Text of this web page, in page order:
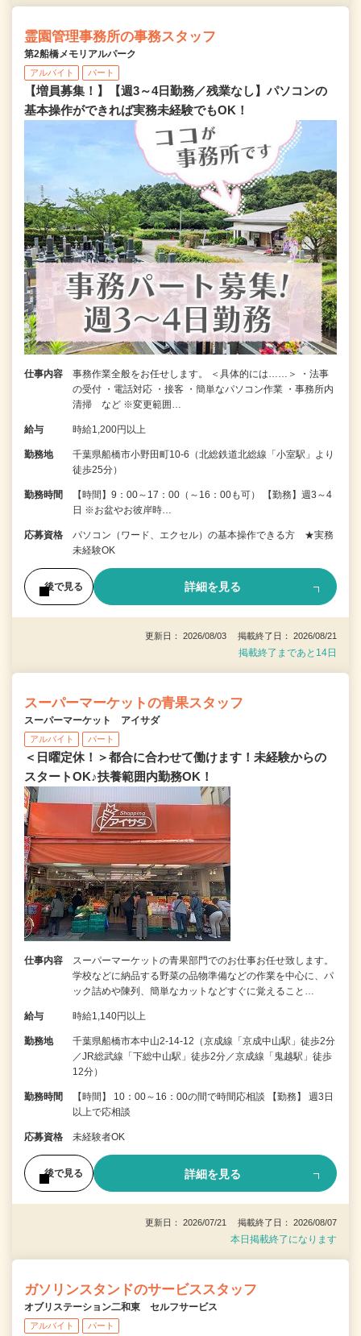
霊園管理事務所の事務スタッフ
第2船橋メモリアルパーク
アルバイト パート
【増員募集！】【週3～4日勤務／残業なし】パソコンの
基本操作ができれば実務未経験でもOK！
仕事内容
事務作業全般をお任せします。 ＜具体的には……＞ ・法事
の受付 ・電話対応 ・接客 ・簡単なパソコン作業 ・事務所内
清掃 など ※変更範囲…
給与 時給1,200円以上
勤務地
千葉県船橋市小野田町10-6（北総鉄道北総線「小室駅」より
徒歩25分）
勤務時間
【時間】9：00～17：00（～16：00も可） 【勤務】週3～4
日 ※お盆やお彼岸時…
応募資格
パソコン（ワード、エクセル）の基本操作できる方 ★実務
未経験OK
後で見る 詳細を見る
更新日： 2026/08/03 掲載終了日： 2026/08/21
掲載終了まであと14日
スーパーマーケットの青果スタッフ
スーパーマーケット アイサダ
アルバイト パート
＜日曜定休！＞都合に合わせて働けます！未経験からの
スタートOK♪扶養範囲内勤務OK！
仕事内容
スーパーマーケットの青果部門でのお仕事お任せ致します。
学校などに納品する野菜の品物準備などの作業を中心に、パ
ック詰めや陳列、簡単なカットなどすぐに覚えること…
給与 時給1,140円以上
勤務地
千葉県船橋市本中山2-14-12（京成線「京成中山駅」徒歩2分
／JR総武線「下総中山駅」徒歩2分／京成線「鬼越駅」徒歩
12分）
勤務時間
【時間】 10：00～16：00の間で時間応相談 【勤務】 週3日
以上で応相談
応募資格 未経験者OK
後で見る 詳細を見る
更新日： 2026/07/21 掲載終了日： 2026/08/07
本日掲載終了になります
ガソリンスタンドのサービススタッフ
オブリステーション二和東 セルフサービス
アルバイト パート